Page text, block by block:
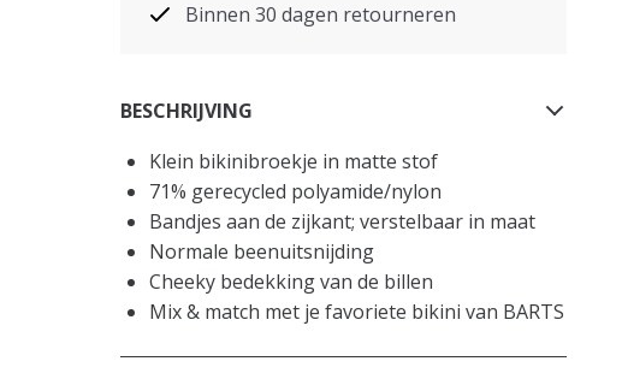
Binnen 30 dagen retourneren
BESCHRIJVING
Klein bikinibroekje in matte stof
71% gerecycled polyamide/nylon
Bandjes aan de zijkant; verstelbaar in maat
Normale beenuitsnijding
Cheeky bedekking van de billen
Mix & match met je favoriete bikini van BARTS